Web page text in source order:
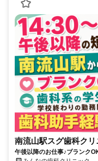
南流山駅スグ歯科ク
午後以降のお仕事♪ブランク